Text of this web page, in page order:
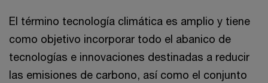
El término tecnología climática es amplio y tiene
como objetivo incorporar todo el abanico de
tecnologías e innovaciones destinadas a reducir
las emisiones de carbono, así como el conjunto